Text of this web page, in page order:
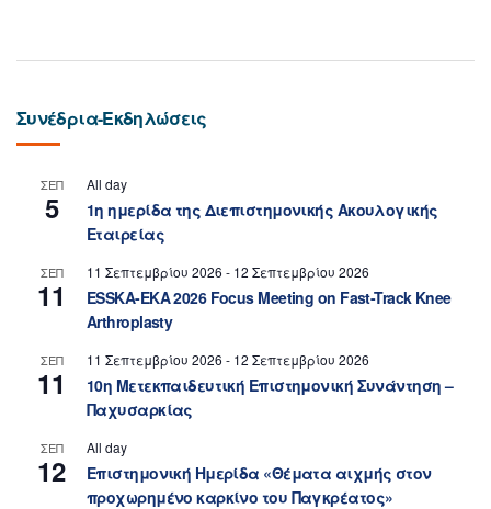
Συνέδρια-Εκδηλώσεις
ΣΕΠ
5
All day
1η ημερίδα της Διεπιστημονικής Ακουλογικής
Εταιρείας
ΣΕΠ
11
11 Σεπτεμβρίου 2026 - 12 Σεπτεμβρίου 2026
ESSKA-EKA 2026 Focus Meeting on Fast-Track Knee
Arthroplasty
ΣΕΠ
11
11 Σεπτεμβρίου 2026 - 12 Σεπτεμβρίου 2026
10η Μετεκπαιδευτική Επιστημονική Συνάντηση –
Παχυσαρκίας
ΣΕΠ
12
All day
Επιστημονική Ημερίδα «Θέματα αιχμής στον
προχωρημένο καρκίνο του Παγκρέατος»